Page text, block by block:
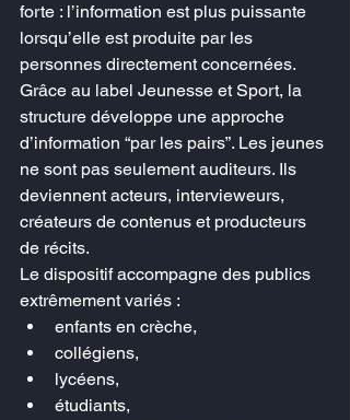
forte : l’information est plus puissante
lorsqu’elle est produite par les
personnes directement concernées.
Grâce au label Jeunesse et Sport, la
structure développe une approche
d’information “par les pairs”. Les jeunes
ne sont pas seulement auditeurs. Ils
deviennent acteurs, intervieweurs,
créateurs de contenus et producteurs
de récits.
Le dispositif accompagne des publics
extrêmement variés :
enfants en crèche,
collégiens,
lycéens,
étudiants,